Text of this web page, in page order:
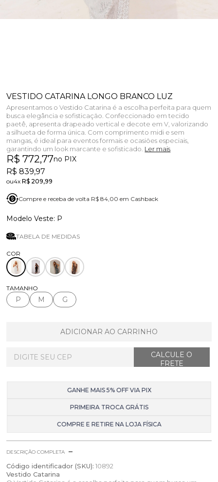
VESTIDO CATARINA LONGO BRANCO LUZ
Apresentamos o Vestido Catarina é a escolha perfeita para quem
busca elegância e sofisticação. Confeccionado em tecido
paetê, apresenta drapeado vertical e decote em V, valorizando
a silhueta de forma única. Com comprimento midi e sem
mangas, é ideal para eventos formais e ocasiões especiais,
garantindo um look marcante e sofisticado. Ler mais
R$ 772,77no PIX
R$ 839,97
4xR$ 209,99
Compre e receba de volta R$ 84,00 em Cashback
P
TABELA DE MEDIDAS
TAMANHO
P M G
ADICIONAR AO CARRINHO
GANHE MAIS 5% OFF VIA PIX
PRIMEIRA TROCA GRÁTIS
COMPRE E RETIRE NA LOJA FÍSICA
DESCRIÇÃO COMPLETA
Código identificador (SKU): 10892
Vestido Catarina